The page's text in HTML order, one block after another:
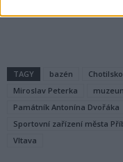
TAGY bazén Chotilsko
Miroslav Peterka
Památník Antonína Dvořáka
Sportovní zařízení města
Vltava